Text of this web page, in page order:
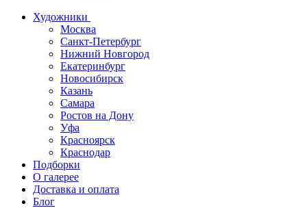
Художники
Москва
Санкт-Петербург
Нижний Новгород
Екатеринбург
Новосибирск
Казань
Самара
Ростов на Дону
Уфа
Красноярск
Краснодар
Подборки
О галерее
Доставка и оплата
Блог